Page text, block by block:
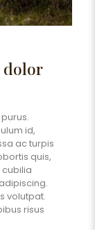
dolor
id,
ac turpis
quis,
cubilia
volutpat.
risus